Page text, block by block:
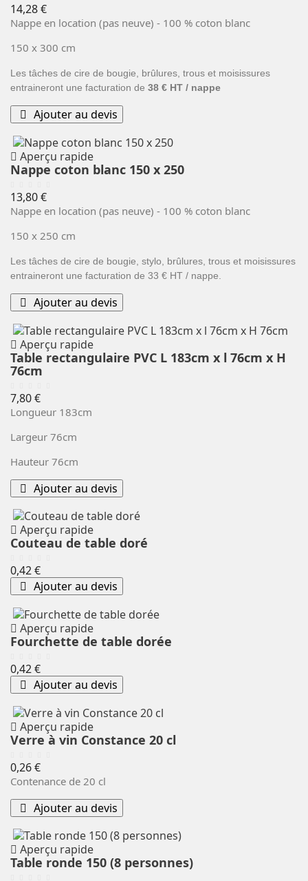
Prix
14,28 €
Nappe en location (pas neuve) - 100 % coton blanc
150 x 300 cm
Les tâches de cire de bougie, brûlures, trous et moisissures
entraineront une facturation de 38 € HT / nappe
Ajouter au devis
Aperçu rapide
Nappe coton blanc 150 x 250
Prix
13,80 €
Nappe en location (pas neuve) - 100 % coton blanc
150 x 250 cm
Les tâches de cire de bougie, stylo, brûlures, trous et moisissures
entraineront une facturation de 33 € HT / nappe.
Ajouter au devis
Aperçu rapide
Table rectangulaire PVC L 183cm x l 76cm x H
76cm
Prix
7,80 €
Longueur 183cm
Largeur 76cm
Hauteur 76cm
Ajouter au devis
Aperçu rapide
Couteau de table doré
Prix
0,42 €
Ajouter au devis
Aperçu rapide
Fourchette de table dorée
Prix
0,42 €
Ajouter au devis
Aperçu rapide
Verre à vin Constance 20 cl
Prix
0,26 €
Contenance de 20 cl
Ajouter au devis
Aperçu rapide
Table ronde 150 (8 personnes)